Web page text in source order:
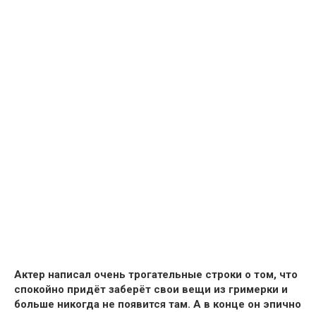
Актер написал очень трогательные строки о том, что
спокойно придёт заберёт свои вещи из гримерки и
больше никогда не появится там. А в конце он эпично